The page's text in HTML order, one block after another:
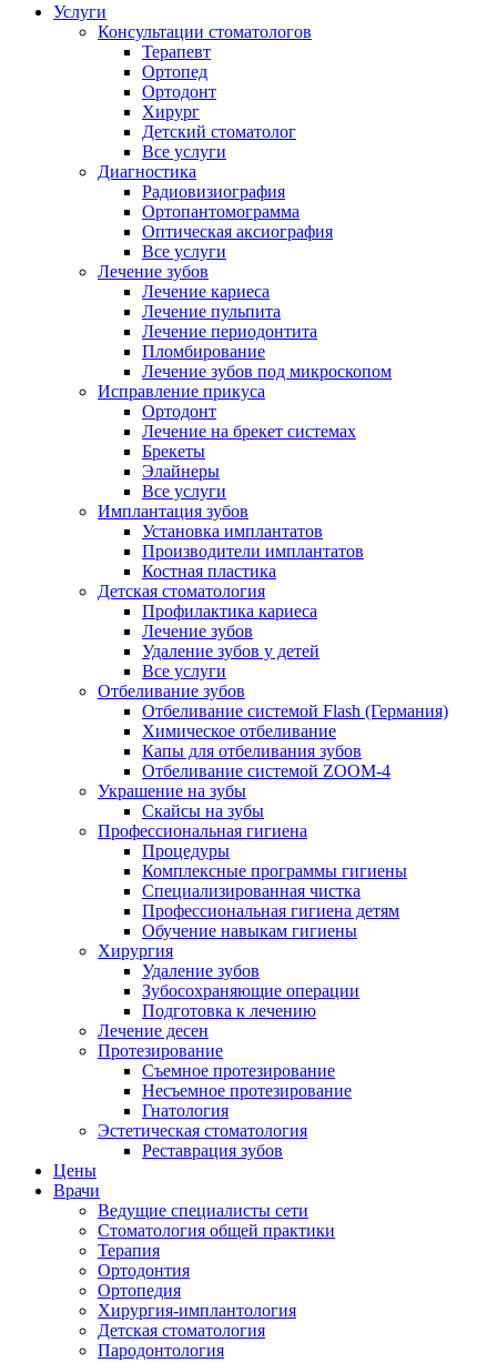
Услуги
Консультации стоматологов
Терапевт
Ортопед
Ортодонт
Хирург
Детский стоматолог
Все услуги
Диагностика
Радиовизиография
Ортопантомограмма
Оптическая аксиография
Все услуги
Лечение зубов
Лечение кариеса
Лечение пульпита
Лечение периодонтита
Пломбирование
Лечение зубов под микроскопом
Исправление прикуса
Ортодонт
Лечение на брекет системах
Брекеты
Элайнеры
Все услуги
Имплантация зубов
Установка имплантатов
Производители имплантатов
Костная пластика
Детская стоматология
Профилактика кариеса
Лечение зубов
Удаление зубов у детей
Все услуги
Отбеливание зубов
Отбеливание системой Flash (Германия)
Химическое отбеливание
Капы для отбеливания зубов
Отбеливание системой ZOOM-4
Украшение на зубы
Скайсы на зубы
Профессиональная гигиена
Процедуры
Комплексные программы гигиены
Специализированная чистка
Профессиональная гигиена детям
Обучение навыкам гигиены
Хирургия
Удаление зубов
Зубосохраняющие операции
Подготовка к лечению
Лечение десен
Протезирование
Съемное протезирование
Несъемное протезирование
Гнатология
Эстетическая стоматология
Реставрация зубов
Цены
Врачи
Ведущие специалисты сети
Стоматология общей практики
Терапия
Ортодонтия
Ортопедия
Хирургия-имплантология
Детская стоматология
Пародонтология